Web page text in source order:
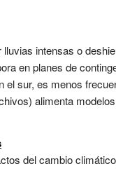
intensas o
en planes de
sur, es menos
alimenta
del cambio